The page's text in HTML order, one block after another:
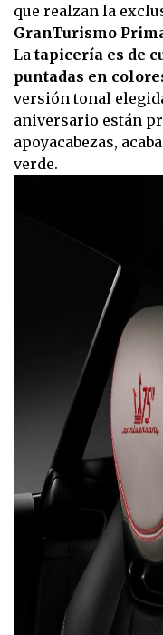
que realzan la
GranTurismo
La tapicería es de
puntadas en
versión tonal
aniversario están
apoyacabezas,
verde.